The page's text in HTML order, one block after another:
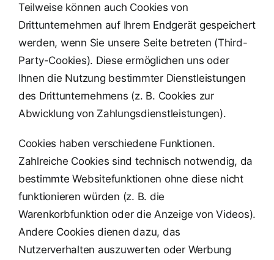
Teilweise können auch Cookies von
Drittunternehmen auf Ihrem Endgerät gespeichert
werden, wenn Sie unsere Seite betreten (Third-
Party-Cookies). Diese ermöglichen uns oder
Ihnen die Nutzung bestimmter Dienstleistungen
des Drittunternehmens (z. B. Cookies zur
Abwicklung von Zahlungsdienstleistungen).
Cookies haben verschiedene Funktionen.
Zahlreiche Cookies sind technisch notwendig, da
bestimmte Websitefunktionen ohne diese nicht
funktionieren würden (z. B. die
Warenkorbfunktion oder die Anzeige von Videos).
Andere Cookies dienen dazu, das
Nutzerverhalten auszuwerten oder Werbung